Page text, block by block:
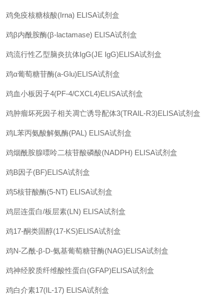
鸡免疫核糖核酸(Irna) ELISA试剂盒
鸡β内酰胺酶(β-lactamase) ELISA试剂盒
鸡流行性乙型脑炎抗体IgG(JE IgG)ELISA试剂盒
鸡α葡萄糖苷酶(a-Glu)ELISA试剂盒
鸡血小板因子4(PF-4/CXCL4)ELISA试剂盒
鸡肿瘤坏死因子相关凋亡诱导配体3(TRAIL-R3)ELISA试剂盒
鸡L 苯丙氨酸解氨酶(PAL) ELISA试剂盒
鸡烟酰胺腺嘌呤二核苷酸磷酸(NADPH) ELISA试剂盒
鸡B因子(BF)ELISA试剂盒
鸡5核苷酸酶(5-NT) ELISA试剂盒
鸡层连蛋白/板层素(LN) ELISA试剂盒
鸡17-酮类固醇(17-KS)ELISA试剂盒
鸡N-乙酰-β-D-氨基葡萄糖苷酶(NAG)ELISA试剂盒
鸡神经胶质纤维酸性蛋白(GFAP)ELISA试剂盒
鸡白介素17(IL-17) ELISA试剂盒